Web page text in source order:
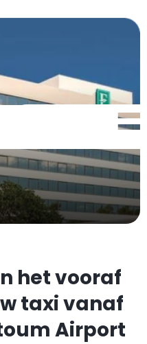
het vooraf
taxi vanaf
Airport